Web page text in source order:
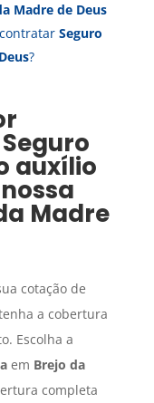
Madre de Deus
Seguro
?
Seguro
auxílio
Madre
cotação de
a cobertura
Escolha a
em Brejo da
completa